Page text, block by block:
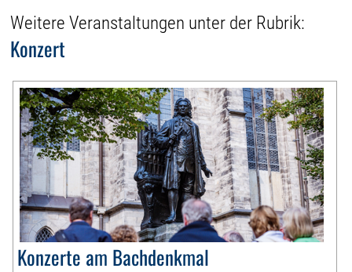
Weitere Veranstaltungen unter der Rubrik:
Konzert
Konzerte am Bachdenkmal